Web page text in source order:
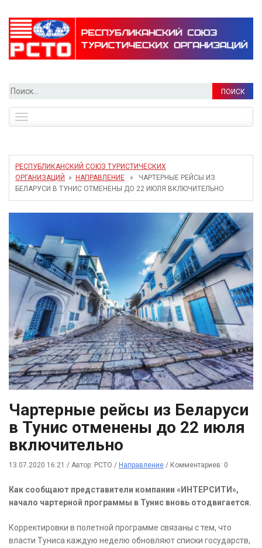
Найти:
navigation
РЕСПУБЛИКАНСКИЙ СОЮЗ ТУРИСТИЧЕСКИХ
ОРГАНИЗАЦИЙ
» НАПРАВЛЕНИЕ » ЧАРТЕРНЫЕ РЕЙСЫ ИЗ
БЕЛАРУСИ В ТУНИС ОТМЕНЕНЫ ДО 22 ИЮЛЯ ВКЛЮЧИТЕЛЬНО
Чартерные рейсы из Беларуси
в Тунис отменены до 22 июля
включительно
13.07.2020 16:21 / Автор: РСТО / Направление / Комментариев: 0
Как сообщают представители компании «ИНТЕРСИТИ»,
начало чартерной программы в Тунис вновь отодвигается.
Корректировки в полетной программе связаны с тем, что
власти Туниса каждую неделю обновляют списки государств,